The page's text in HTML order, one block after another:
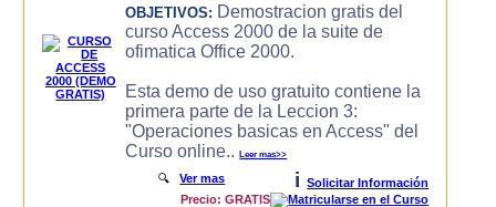
OBJETIVOS: Demostracion gratis del
curso Access 2000 de la suite de
ofimatica Office 2000.
Esta demo de uso gratuito contiene la
primera parte de la Leccion 3:
"Operaciones basicas en Access" del
Curso online..Leer mas>>
🔍Ver mas i
Solicitar Información
Precio: GRATIS